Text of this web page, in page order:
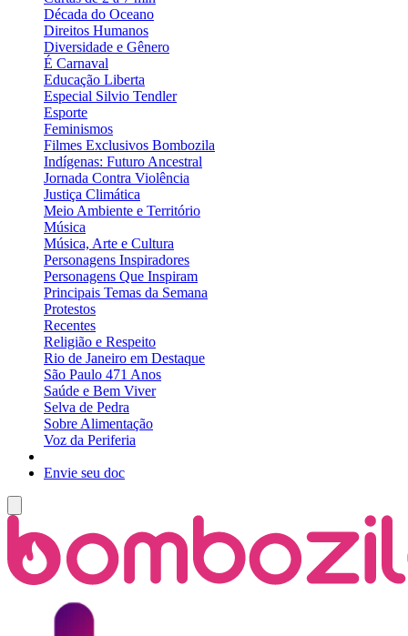
Década do Oceano
Direitos Humanos
Diversidade e Gênero
É Carnaval
Educação Liberta
Especial Silvio Tendler
Esporte
Feminismos
Filmes Exclusivos Bombozila
Indígenas: Futuro Ancestral
Jornada Contra Violência
Justiça Climática
Meio Ambiente e Território
Música
Música, Arte e Cultura
Personagens Inspiradores
Personagens Que Inspiram
Principais Temas da Semana
Protestos
Recentes
Religião e Respeito
Rio de Janeiro em Destaque
São Paulo 471 Anos
Saúde e Bem Viver
Selva de Pedra
Sobre Alimentação
Voz da Periferia
Envie seu doc